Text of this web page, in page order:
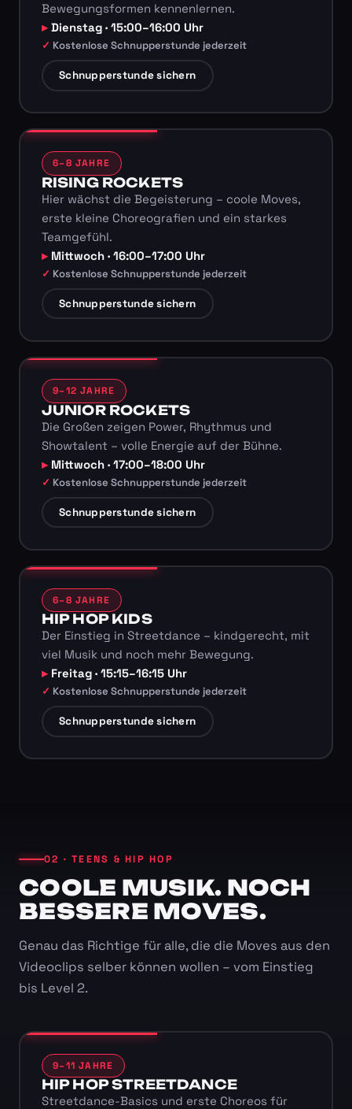
Bewegungsformen kennenlernen.
Dienstag · 15:00–16:00 Uhr
Kostenlose Schnupperstunde jederzeit
Schnupperstunde sichern
6–8 JAHRE
RISING ROCKETS
Hier wächst die Begeisterung – coole Moves,
erste kleine Choreografien und ein starkes
Teamgefühl.
Mittwoch · 16:00–17:00 Uhr
Kostenlose Schnupperstunde jederzeit
Schnupperstunde sichern
9–12 JAHRE
JUNIOR ROCKETS
Die Großen zeigen Power, Rhythmus und
Showtalent – volle Energie auf der Bühne.
Mittwoch · 17:00–18:00 Uhr
Kostenlose Schnupperstunde jederzeit
Schnupperstunde sichern
6–8 JAHRE
HIP HOP KIDS
Der Einstieg in Streetdance – kindgerecht, mit
viel Musik und noch mehr Bewegung.
Freitag · 15:15–16:15 Uhr
Kostenlose Schnupperstunde jederzeit
Schnupperstunde sichern
02 · TEENS & HIP HOP
COOLE MUSIK. NOCH
BESSERE MOVES.
Genau das Richtige für alle, die die Moves aus den
Videoclips selber können wollen – vom Einstieg
bis Level 2.
9–11 JAHRE
HIP HOP STREETDANCE
Streetdance-Basics und erste Choreos für